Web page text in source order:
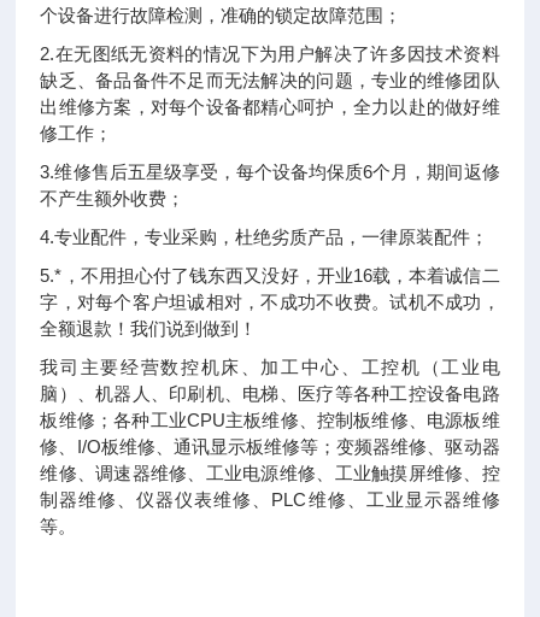
个设备进行故障检测，准确的锁定故障范围；
2.在无图纸无资料的情况下为用户解决了许多因技术资料
缺乏、备品备件不足而无法解决的问题，专业的维修团队
出维修方案，对每个设备都精心呵护，全力以赴的做好维
修工作；
3.维修售后五星级享受，每个设备均保质6个月，期间返修
不产生额外收费；
4.专业配件，专业采购，杜绝劣质产品，一律原装配件；
5.*，不用担心付了钱东西又没好，开业16载，本着诚信二
字，对每个客户坦诚相对，不成功不收费。试机不成功，
全额退款！我们说到做到！
我司主要经营数控机床、加工中心、工控机（工业电
脑）、机器人、印刷机、电梯、医疗等各种工控设备电路
板维修；各种工业CPU主板维修、控制板维修、电源板维
修、I/O板维修、通讯显示板维修等；变频器维修、驱动器
维修、调速器维修、工业电源维修、工业触摸屏维修、控
制器维修、仪器仪表维修、PLC维修、工业显示器维修
等。